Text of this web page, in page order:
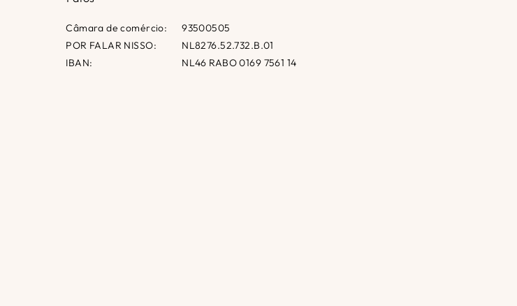
Câmara de comércio:
POR FALAR NISSO:
IBAN:
93500505
NL8276.52.732.B.01
NL46 RABO 0169 7561 14